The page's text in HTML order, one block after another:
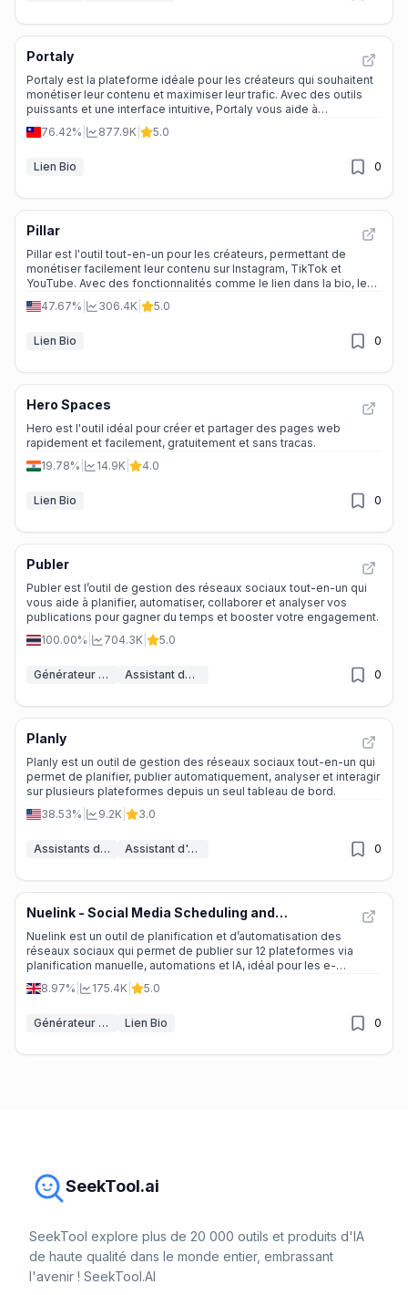
Portaly
Portaly est la plateforme idéale pour les créateurs qui souhaitent
monétiser leur contenu et maximiser leur trafic. Avec des outils
puissants et une interface intuitive, Portaly vous aide à
transformer votre passion en profit.
76.42% 877.9K 5.0
Lien Bio 0
Pillar
Pillar est l'outil tout-en-un pour les créateurs, permettant de
monétiser facilement leur contenu sur Instagram, TikTok et
YouTube. Avec des fonctionnalités comme le lien dans la bio, le
kit média et l'e-commerce, Pillar simplifie la vente en ligne.
47.67% 306.4K 5.0
Lien Bio 0
Hero Spaces
Hero est l'outil idéal pour créer et partager des pages web
rapidement et facilement, gratuitement et sans tracas.
19.78%
14.9K 4.0
Lien Bio 0
Publer
Publer est l’outil de gestion des réseaux sociaux tout-en-un qui
vous aide à planifier, automatiser, collaborer et analyser vos
publications pour gagner du temps et booster votre engagement.
100.00%
704.3K 5.0
Générateur de publications sur les réseaux sociaux IA Assistant de Hashtags IA 0
Planly
Planly est un outil de gestion des réseaux sociaux tout-en-un qui
permet de planifier, publier automatiquement, analyser et interagir
sur plusieurs plateformes depuis un seul tableau de bord.
38.53%
9.2K 3.0
Assistants de calendrier IA Assistant d'Analyse IA 0
Nuelink - Social Media Scheduling and
Automation Tool
Nuelink est un outil de planification et d’automatisation des
réseaux sociaux qui permet de publier sur 12 plateformes via
planification manuelle, automations et IA, idéal pour les e-
commerçants, agences et créateurs.
8.97% 175.4K 5.0
Générateur de publications sur les réseaux sociaux IA Lien Bio 0
SeekTool.ai
SeekTool explore plus de 20 000 outils et produits d'IA
de haute qualité dans le monde entier, embrassant
l'avenir ! SeekTool.AI